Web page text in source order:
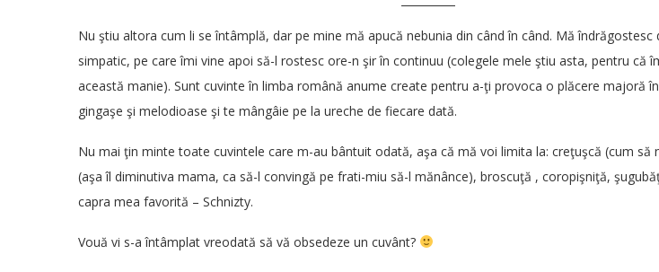
Nu ştiu altora cum li se întâmplă, dar pe mine mă apucă nebunia din când în când. Mă îndrăgostesc
simpatic, pe care îmi vine apoi să-l rostesc ore-n şir în continuu (colegele mele ştiu asta, pentru că
această manie). Sunt cuvinte în limba română anume create pentru a-ţi provoca o plăcere majoră
gingaşe şi melodioase şi te mângâie pe la ureche de fiecare dată.
Nu mai ţin minte toate cuvintele care m-au bântuit odată, aşa că mă voi limita la: creţuşcă (cum să
(aşa îl diminutiva mama, ca să-l convingă pe frati-miu să-l mănânce), broscuţă , coropişniţă,
capra mea favorită – Schnizty.
Vouă vi s-a întâmplat vreodată să vă obsedeze un cuvânt?